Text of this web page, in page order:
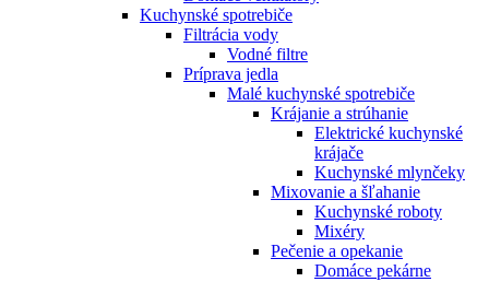
Kuchynské spotrebiče
Filtrácia vody
Vodné filtre
Príprava jedla
Malé kuchynské spotrebiče
Krájanie a strúhanie
Elektrické kuchynské
krájače
Kuchynské mlynčeky
Mixovanie a šľahanie
Kuchynské roboty
Mixéry
Pečenie a opekanie
Domáce pekárne